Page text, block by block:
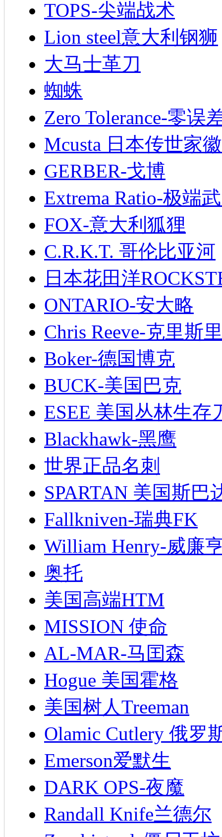
TOPS-尖端战术
Lion steel意大利钢狮
大马士革刀
蜘蛛
Zero Tolerance-零误
Mcusta 日本传世家徽
GERBER-戈博
Extrema Ratio-极端
FOX-意大利狐狸
C.R.K.T. 哥伦比亚河
日本花田洋
ONTARIO-安大略
Chris Reeve-克里斯
Boker-德国博克
BUCK-美国巴克
ESEE 美国丛林生存
Blackhawk-黑鹰
世界正品名刺
SPARTAN 美国斯巴
Fallkniven-瑞典FK
William Henry-威廉
奥托
美国高端HTM
MISSION 使命
AL-MAR-马囯森
Hogue 美国霍格
美国树人Treeman
Olamic Cutlery 俄罗
Emerson爱默生
DARK OPS-夜魔
Randall Knife兰德尔